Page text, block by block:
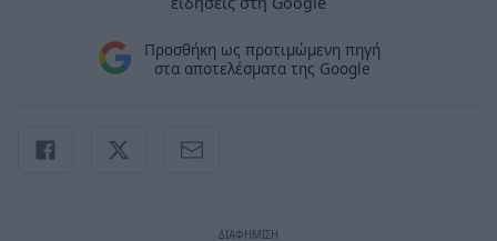
Προσθήκη ως προτιμώμενη πηγή
στα αποτελέσματα της Google